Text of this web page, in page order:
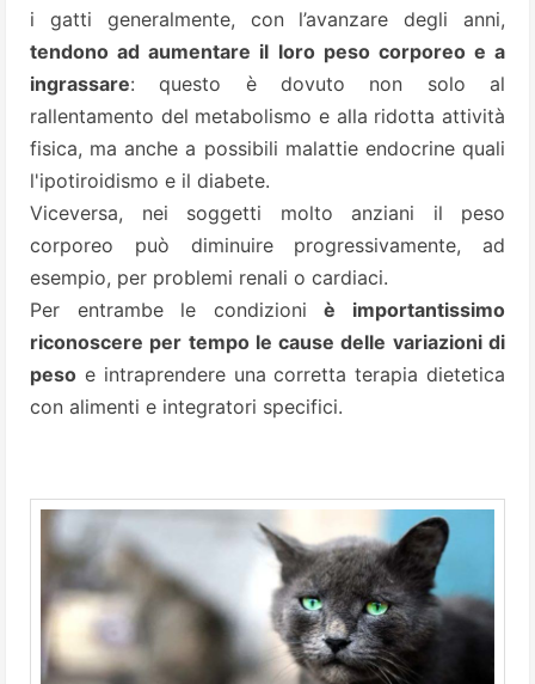
i gatti generalmente, con l’avanzare degli anni,
tendono ad aumentare il loro peso corporeo e a
ingrassare: questo è dovuto non solo al
rallentamento del metabolismo e alla ridotta attività
fisica, ma anche a possibili malattie endocrine quali
l'ipotiroidismo e il diabete.
Viceversa, nei soggetti molto anziani il peso
corporeo può diminuire progressivamente, ad
esempio, per problemi renali o cardiaci.
Per entrambe le condizioniè importantissimo
riconoscere per tempo le cause delle variazioni di
peso e intraprendere una corretta terapia dietetica
con alimenti e integratori specifici.